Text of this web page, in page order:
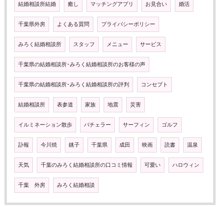
結婚相談所結婚 癒し マッチングアプリ お見合い 婚活
千葉県外房 よくある質問 プライバシーポリシー
みろく結婚相談所 スタッフ メニュー サービス
千葉県の結婚相談所･みろく結婚相談所のお客様の声
千葉県の結婚相談所･みろく結婚相談所の評判 コンセプト
結婚相談所 表参道 家族 地震 災害
イルミネーション散歩 バチェラー サーフィン ゴルフ
訃報 今川焼 銚子 千葉県 成田 映画 読書 温泉
天気 千葉のみろく結婚相談所の口コミ情報 可愛い ハロウィン
千葉 外房 みろく結婚相談